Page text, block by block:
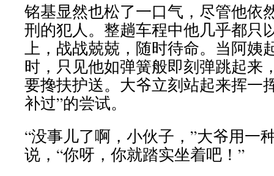
铭基显然也松了一口气，尽管他依
刑的犯人。整趟车程中他几乎都只
上，战战兢兢，随时待命。当阿姨
时，只见他如弹簧般即刻弹跳起来
要搀扶护送。大爷立刻站起来挥一
补过”的尝试。
“没事儿了啊，小伙子，”大爷用一
说，“你呀，你就踏实坐着吧！”